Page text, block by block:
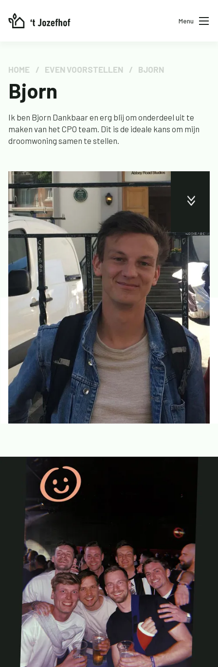
Menu
Contact
HOME / EVEN VOORSTELLEN / BJORN
Bjorn
Ik ben Bjorn Dankbaar en erg blij om onderdeel uit te
maken van het CPO team. Dit is de ideale kans om mijn
droomwoning samen te stellen.